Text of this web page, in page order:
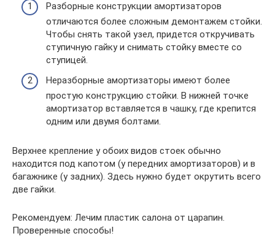
Разборные конструкции амортизаторов
отличаются более сложным демонтажем стойки.
Чтобы снять такой узел, придется откручивать
ступичную гайку и снимать стойку вместе со
ступицей.
Неразборные амортизаторы имеют более
простую конструкцию стойки. В нижней точке
амортизатор вставляется в чашку, где крепится
одним или двумя болтами.
Верхнее крепление у обоих видов стоек обычно
находится под капотом (у передних амортизаторов) и в
багажнике (у задних). Здесь нужно будет окрутить всего
две гайки.
Рекомендуем: Лечим пластик салона от царапин.
Проверенные способы!